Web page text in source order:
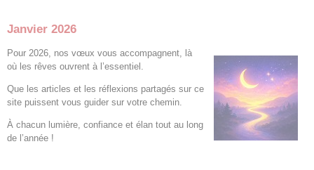
Janvier 2026
Pour 2026, nos vœux vous accompagnent, là
où les rêves ouvrent à l’essentiel.
Que les articles et les réflexions partagés sur ce
site puissent vous guider sur votre chemin.
À chacun lumière, confiance et élan tout au long
de l’année !